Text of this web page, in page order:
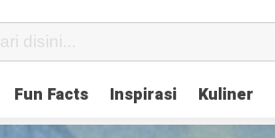
Fun Facts Inspirasi Kuliner